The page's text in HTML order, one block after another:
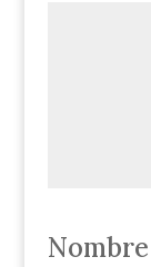
Nombre